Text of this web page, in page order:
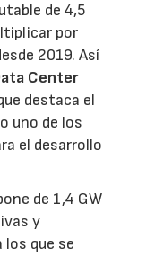
de 4,5
por
2019. Así
Center
destaca el
uno de los
el desarrollo
de 1,4 GW
y
que se